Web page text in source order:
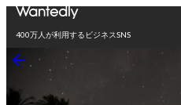
400万人が利用するビジネスSNS